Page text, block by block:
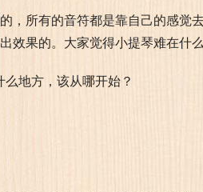
，所有的音符都是靠自己的感觉
效果的。大家觉得小提琴难在什